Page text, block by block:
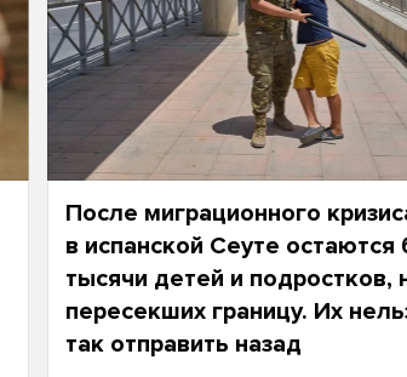
После миграционного
в испанской Сеуте
тысячи детей и подростков,
пересекших границу. Их
так отправить назад